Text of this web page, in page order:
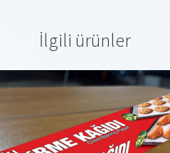
İlgili ürünler